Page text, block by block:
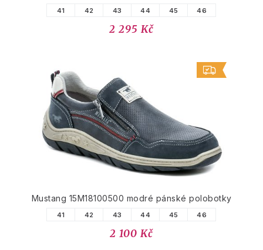
41 42 43 44 45 46
2 295 Kč
Mustang 15M18100500 modré pánské polobotky
41 42 43 44 45 46
2 100 Kč